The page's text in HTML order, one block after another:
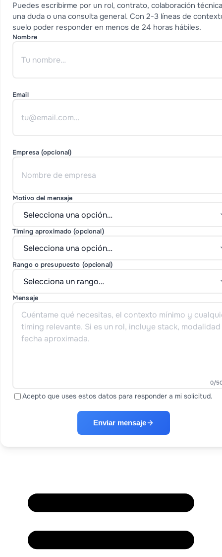
Puedes escribirme por un rol, contrato, colaboración
una duda o una consulta general. Con 2-3 líneas de
suelo poder responder en menos de 24 horas hábiles.
Nombre
Email
Empresa (opcional)
Motivo del mensaje
Timing aproximado (opcional)
Rango o presupuesto (opcional)
Mensaje
0/
Acepto que uses estos datos para responder a mi solicitud.
Enviar mensaje